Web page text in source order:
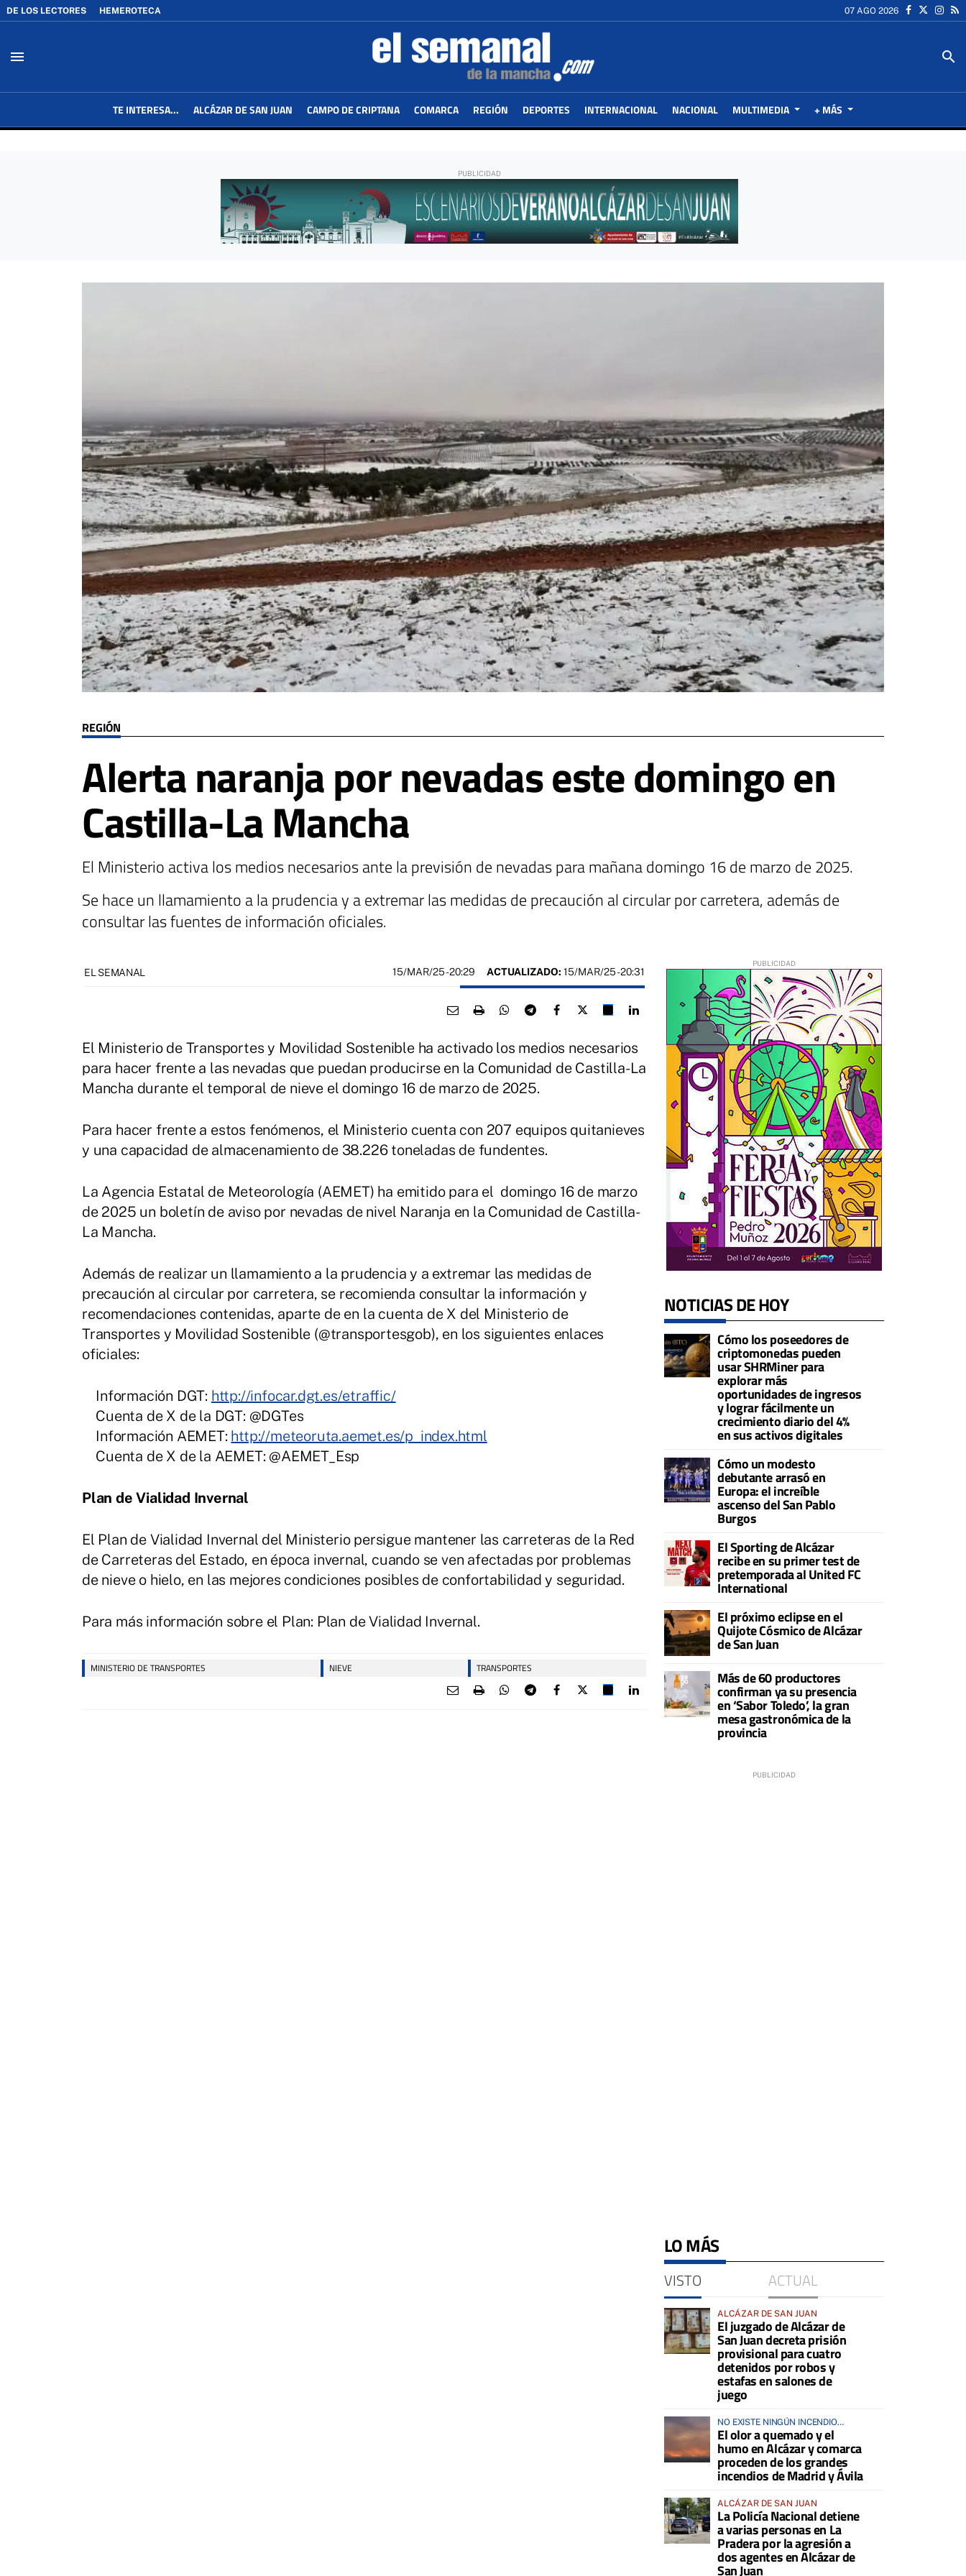
DE LOS LECTORES HEMEROTECA 07 AGO 2026
menu search
TE INTERESA... ALCÁZAR DE SAN JUAN CAMPO DE CRIPTANA COMARCA REGIÓN DEPORTES INTERNACIONAL NACIONAL MULTIMEDIA + MÁS
REGIÓN
Alerta naranja por nevadas este domingo en
Castilla-La Mancha
El Ministerio activa los medios necesarios ante la previsión de nevadas para mañana domingo 16 de marzo de 2025.
Se hace un llamamiento a la prudencia y a extremar las medidas de precaución al circular por carretera, además de
consultar las fuentes de información oficiales.
EL SEMANAL 15/MAR/25- 20:29 ACTUALIZADO: 15/MAR/25 - 20:31
El Ministerio de Transportes y Movilidad Sostenible ha activado los medios necesarios
para hacer frente a las nevadas que puedan producirse en la Comunidad de Castilla-La
Mancha durante el temporal de nieve el domingo 16 de marzo de 2025.
Para hacer frente a estos fenómenos, el Ministerio cuenta con 207 equipos quitanieves
y una capacidad de almacenamiento de 38.226 toneladas de fundentes.
La Agencia Estatal de Meteorología (AEMET) ha emitido para el domingo 16 de marzo
de 2025 un boletín de aviso por nevadas de nivel Naranja en la Comunidad de Castilla-
La Mancha.
Además de realizar un llamamiento a la prudencia y a extremar las medidas de
precaución al circular por carretera, se recomienda consultar la información y
recomendaciones contenidas, aparte de en la cuenta de X del Ministerio de
Transportes y Movilidad Sostenible (@transportesgob), en los siguientes enlaces
oficiales:
Información DGT: http://infocar.dgt.es/etraffic/
Cuenta de X de la DGT: @DGTes
Información AEMET: http://meteoruta.aemet.es/p_index.html
Cuenta de X de la AEMET: @AEMET_Esp
Plan de Vialidad Invernal
El Plan de Vialidad Invernal del Ministerio persigue mantener las carreteras de la Red
de Carreteras del Estado, en época invernal, cuando se ven afectadas por problemas
de nieve o hielo, en las mejores condiciones posibles de confortabilidad y seguridad.
Para más información sobre el Plan: Plan de Vialidad Invernal.
MINISTERIO DE TRANSPORTES NIEVE TRANSPORTES
NOTICIAS DE HOY
Cómo los poseedores de
criptomonedas pueden
usar SHRMiner para
explorar más
oportunidades de ingresos
y lograr fácilmente un
crecimiento diario del 4%
en sus activos digitales
Cómo un modesto
debutante arrasó en
Europa: el increíble
ascenso del San Pablo
Burgos
El Sporting de Alcázar
recibe en su primer test de
pretemporada al United FC
International
El próximo eclipse en el
Quijote Cósmico de Alcázar
de San Juan
Más de 60 productores
confirman ya su presencia
en ‘Sabor Toledo’, la gran
mesa gastronómica de la
provincia
LO MÁS
VISTO ACTUAL
ALCÁZAR DE SAN JUAN
El juzgado de Alcázar de
San Juan decreta prisión
provisional para cuatro
detenidos por robos y
estafas en salones de
juego
NO EXISTE NINGÚN INCENDIO
ACTIVO EN LA COMARCA
El olor a quemado y el
humo en Alcázar y comarca
proceden de los grandes
incendios de Madrid y Ávila
ALCÁZAR DE SAN JUAN
La Policía Nacional detiene
a varias personas en La
Pradera por la agresión a
dos agentes en Alcázar de
San Juan